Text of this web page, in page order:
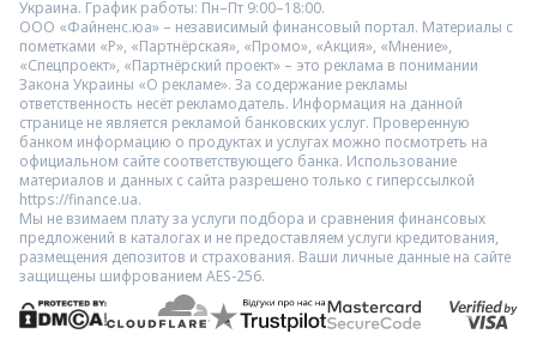
Украина. График работы: Пн–Пт 9:00–18:00.
ООО «Файненс.юа» – независимый финансовый портал. Материалы с
пометками «Р», «Партнёрская», «Промо», «Акция», «Мнение»,
«Спецпроект», «Партнёрский проект» – это реклама в понимании
Закона Украины «О рекламе». За содержание рекламы
ответственность несёт рекламодатель. Информация на данной
странице не является рекламой банковских услуг. Проверенную
банком информацию о продуктах и услугах можно посмотреть на
официальном сайте соответствующего банка. Использование
материалов и данных с сайта разрешено только с гиперссылкой
https://finance.ua.
Мы не взимаем плату за услуги подбора и сравнения финансовых
предложений в каталогах и не предоставляем услуги кредитования,
размещения депозитов и страхования. Ваши личные данные на сайте
защищены шифрованием AES-256.